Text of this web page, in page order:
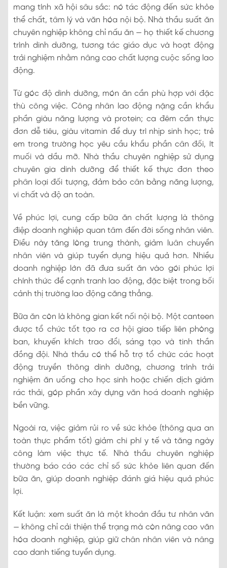
mang tính xã hội sâu sắc: nó tác động đến sức khỏe
thể chất, tâm lý và văn hóa nội bộ. Nhà thầu suất ăn
chuyên nghiệp không chỉ nấu ăn — họ thiết kế chương
trình dinh dưỡng, tương tác giáo dục và hoạt động
trải nghiệm nhằm nâng cao chất lượng cuộc sống lao
động.
Từ góc độ dinh dưỡng, món ăn cần phù hợp với đặc
thù công việc. Công nhân lao động nặng cần khẩu
phần giàu năng lượng và protein; ca đêm cần thực
đơn dễ tiêu, giàu vitamin để duy trì nhịp sinh học; trẻ
em trong trường học yêu cầu khẩu phần cân đối, ít
muối và dầu mỡ. Nhà thầu chuyên nghiệp sử dụng
chuyên gia dinh dưỡng để thiết kế thực đơn theo
phân loại đối tượng, đảm bảo cân bằng năng lượng,
vi chất và độ an toàn.
Về phúc lợi, cung cấp bữa ăn chất lượng là thông
điệp doanh nghiệp quan tâm đến đời sống nhân viên.
Điều này tăng lòng trung thành, giảm luân chuyển
nhân viên và giúp tuyển dụng hiệu quả hơn. Nhiều
doanh nghiệp lớn đã đưa suất ăn vào gói phúc lợi
chính thức để cạnh tranh lao động, đặc biệt trong bối
cảnh thị trường lao động căng thẳng.
Bữa ăn còn là không gian kết nối nội bộ. Một canteen
được tổ chức tốt tạo ra cơ hội giao tiếp liên phòng
ban, khuyến khích trao đổi, sáng tạo và tinh thần
đồng đội. Nhà thầu có thể hỗ trợ tổ chức các hoạt
động truyền thông dinh dưỡng, chương trình trải
nghiệm ăn uống cho học sinh hoặc chiến dịch giảm
rác thải, góp phần xây dựng văn hoá doanh nghiệp
bền vững.
Ngoài ra, việc giảm rủi ro về sức khỏe (thông qua an
toàn thực phẩm tốt) giảm chi phí y tế và tăng ngày
công làm việc thực tế. Nhà thầu chuyên nghiệp
thường báo cáo các chỉ số sức khỏe liên quan đến
bữa ăn, giúp doanh nghiệp đánh giá hiệu quả phúc
lợi.
Kết luận: xem suất ăn là một khoản đầu tư nhân văn
— không chỉ cải thiện thể trạng mà còn nâng cao văn
hóa doanh nghiệp, giúp giữ chân nhân viên và nâng
cao danh tiếng tuyển dụng.